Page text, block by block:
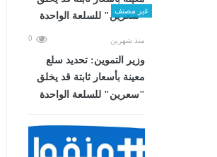
غير مصنف
منذ شهرين 0
وزير التموين: تحديد سلع
معينة بأسعار ثابتة قد يخلق
"سعرين" للسلعة الواحدة